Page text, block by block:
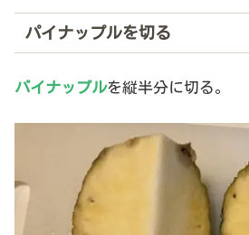
パイナップルを切る
パイナップルを縦半分に切る。